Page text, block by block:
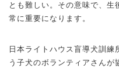
とも難しい。その意味で、
常に重要になります。
日本ライトハウス盲導犬訓
う子犬のボランティアさん